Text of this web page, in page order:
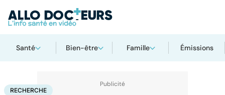
Santé Bien-être Famille Émissions
AccueilSantéMaladies Recherche
RECHERCHE